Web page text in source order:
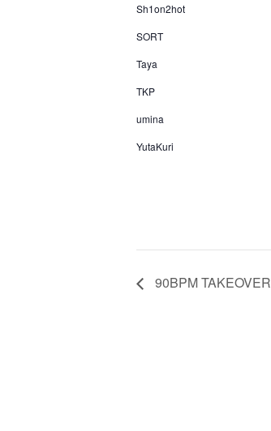
Sh1on2hot
SORT
Taya
TKP
umina
YutaKuri
90BPM TAKEOVER